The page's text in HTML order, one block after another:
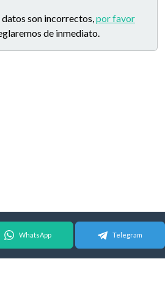
datos son incorrectos,por favor
de inmediato.
WhatsApp Telegram